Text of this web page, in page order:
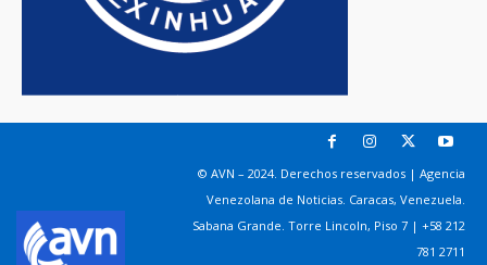
© AVN – 2024. Derechos reservados | Agencia
Venezolana de Noticias. Caracas, Venezuela.
Sabana Grande. Torre Lincoln, Piso 7 | +58 212
781 2711